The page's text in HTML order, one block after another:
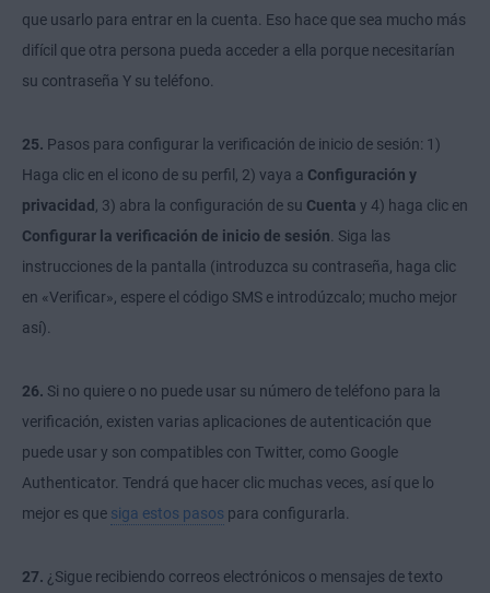
que usarlo para entrar en la cuenta. Eso hace que sea mucho más
difícil que otra persona pueda acceder a ella porque necesitarían
su contraseña Y su teléfono.
25. Pasos para configurar la verificación de inicio de sesión: 1)
Haga clic en el icono de su perfil, 2) vaya a Configuración y
privacidad , 3) abra la configuración de su Cuenta y 4) haga clic en
Configurar la verificación de inicio de sesión. Siga las
instrucciones de la pantalla (introduzca su contraseña, haga clic
en «Verificar», espere el código SMS e introdúzcalo; mucho mejor
así).
26. Si no quiere o no puede usar su número de teléfono para la
verificación, existen varias aplicaciones de autenticación que
puede usar y son compatibles con Twitter, como Google
Authenticator. Tendrá que hacer clic muchas veces, así que lo
mejor es que siga estos pasos para configurarla.
27. ¿Sigue recibiendo correos electrónicos o mensajes de texto